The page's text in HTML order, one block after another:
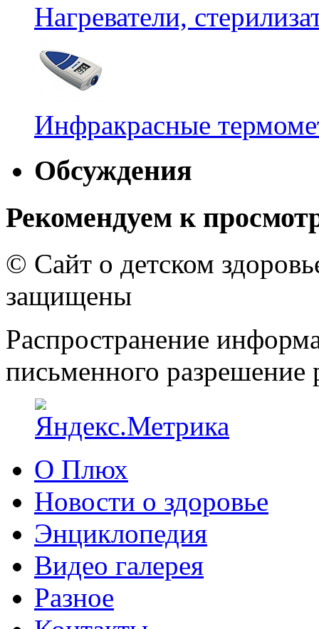
Нагреватели,
Инфракрасные
Обсуждения
Рекомендуем к
© Сайт о детском
защищены
Распространение
письменного разрешение
О Плюх
Новости о здоровье
Энциклопедия
Видео галерея
Разное